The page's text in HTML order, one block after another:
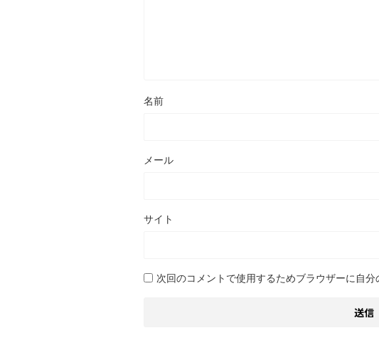
名前
メール
サイト
次回のコメントで使用するためブラウザーに自